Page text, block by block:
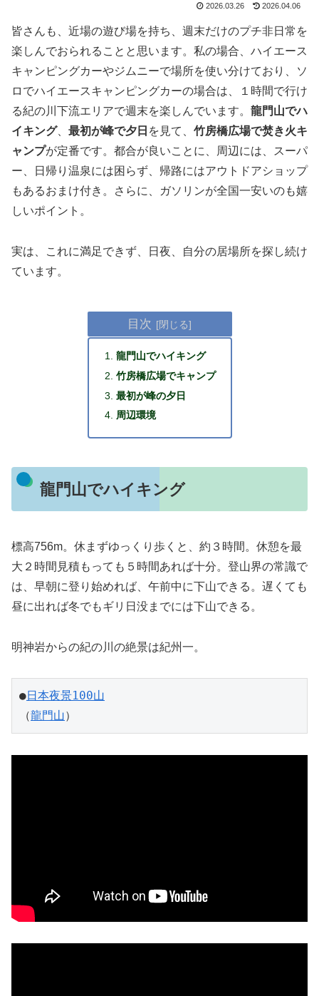
2026.03.26 2026.04.06
皆さんも、近場の遊び場を持ち、週末だけのプチ非日常を
楽しんでおられることと思います。私の場合、ハイエース
キャンピングカーやジムニーで場所を使い分けており、ソ
ロでハイエースキャンピングカーの場合は、１時間で行け
る紀の川下流エリアで週末を楽しんでいます。 龍門山でハ
イキング、 最初が峰で夕日 を見て、 竹房橋広場で焚き火キ
ャンプが定番です。都合が良いことに、周辺には、スーパ
ー、日帰り温泉には困らず、帰路にはアウトドアショップ
もあるおまけ付き。さらに、ガソリンが全国一安いのも嬉
しいポイント。
実は、これに満足できず、日夜、自分の居場所を探し続け
ています。
目次
龍門山でハイキング
竹房橋広場でキャンプ
最初が峰の夕日
周辺環境
龍門山でハイキング
標高756m。休まずゆっくり歩くと、約３時間。休憩を最
大２時間見積もっても５時間あれば十分。登山界の常識で
は、早朝に登り始めれば、午前中に下山できる。遅くても
昼に出れば冬でもギリ日没までには下山できる。
明神岩からの紀の川の絶景は紀州一。
●日本夜景100山
（龍門山）